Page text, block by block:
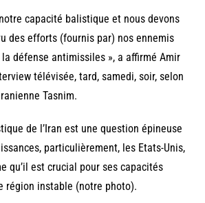
capacité balistique et nous devons
des efforts (fournis par) nos ennemis
défense antimissiles », a affirmé Amir
télévisée, tard, samedi, soir, selon
Tasnim.
de l’Iran est une question épineuse
particulièrement, les Etats-Unis,
qu’il est crucial pour ses capacités
région instable (notre photo).